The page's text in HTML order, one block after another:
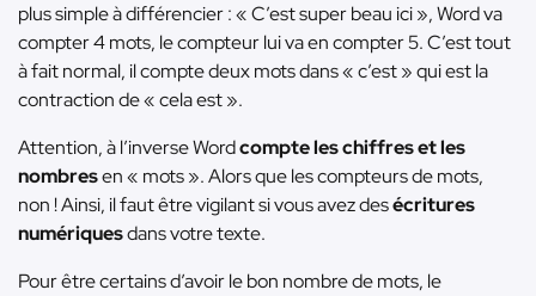
plus simple à différencier : « C’est super beau ici », Word va
compter 4 mots, le compteur lui va en compter 5. C’est tout
à fait normal, il compte deux mots dans « c’est » qui est la
contraction de « cela est ».
Attention, à l’inverse Wordcompte les chiffres et les
nombresen « mots ». Alors que les compteurs de mots,
non ! Ainsi, il faut être vigilant si vous avez desécritures
numériquesdans votre texte.
Pour être certains d’avoir le bon nombre de mots, le